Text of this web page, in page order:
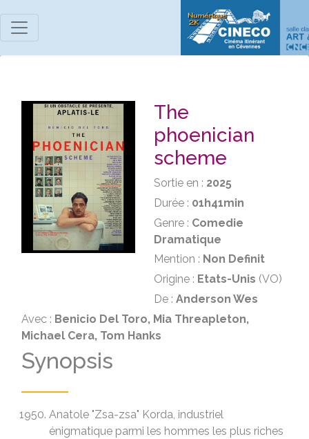
The
phoenician
scheme
Sortie en : 2025
Durée : 01h41min
Genre : Comedie
Dramatique
Mention : Non Definit
Origine : Etats-Unis (VO)
De : Anderson Wes
Avec : Benicio Del Toro, Mia Threapleton,
Michael Cera, Tom Hanks
Synopsis
Anatole "Zsa-zsa" Korda, industriel
énigmatique parmi les hommes les plus riches